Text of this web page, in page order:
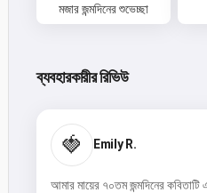
মজার জন্মদিনের শুভেচ্ছা
ব্যবহারকারীর রিভিউ
🍓 Emily R.
আমার মায়ের ৭০তম জন্মদিনের